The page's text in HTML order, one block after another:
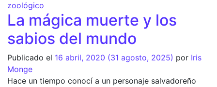
zoológico
La mágica muerte y los
sabios del mundo
Publicado el 16 abril, 2020 (31 agosto, 2025) por Iris
Monge
Hace un tiempo conocí a un personaje salvadoreño